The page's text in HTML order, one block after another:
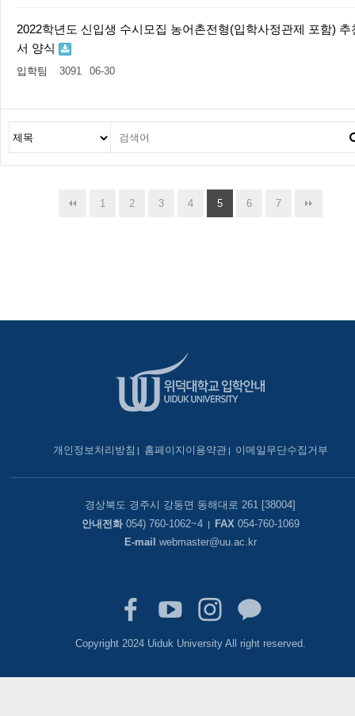
2022학년도 신입생 수시모집 농어촌전형(입학사정관제 포함) 추
서 양식
입학팀 3091 06-30
1 2 3 4 5 6 7
개인정보처리방침 홈페이지이용약관 이메일무단수집거부
경상북도 경주시 강동면 동해대로 261 [38004]
안내전화054) 760-1062~4 FAX054-760-1069
E-mail webmaster@uu.ac.kr
Copyright 2024 Uiduk University All right reserved.